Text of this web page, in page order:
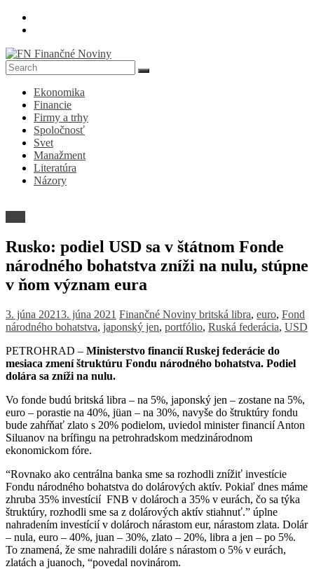
Skip
FN
Finančné
Noviny
Denník
ekonomike
spoločnosti
Ekonomika
Financie
Firmy a trhy
Spoločnosť
Svet
Manažment
Literatúra
Názory
Rusko: podiel USD sa v štátnom Fonde
národného bohatstva zníži na nulu, stúpne
v ňom význam eura
3. júna 20213. júna 2021 Finančné Noviny britská libra, euro, Fond
národného bohatstva, japonský jen, portfólio, Ruská federácia, USD
PETROHRAD – Ministerstvo financií Ruskej federácie do
mesiaca zmení štruktúru Fondu národného bohatstva. Podiel
dolára sa zníži na nulu.
Vo fonde budú britská libra – na 5%, japonský jen – zostane na 5%,
euro – porastie na 40%, jüan – na 30%, navyše do štruktúry fondu
bude zahŕňať zlato s 20% podielom, uviedol minister financií Anton
Siluanov na brífingu na petrohradskom medzinárodnom
ekonomickom fóre.
“Rovnako ako centrálna banka sme sa rozhodli znížiť investície
Fondu národného bohatstva do dolárových aktív. Pokiaľ dnes máme
zhruba 35% investícií FNB v dolároch a 35% v eurách, čo sa týka
štruktúry, rozhodli sme sa z dolárových aktív stiahnuť.” úplne
nahradením investícií v dolároch nárastom eur, nárastom zlata. Dolár
– nula, euro – 40%, juan – 30%, zlato – 20%, libra a jen – po 5%.
To znamená, že sme nahradili doláre s nárastom o 5% v eurách,
zlatách a juanoch, “povedal novinárom.